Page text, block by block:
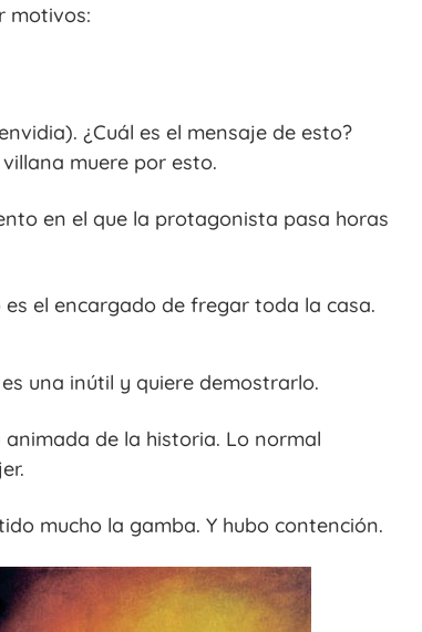
motivos:
¿Cuál es el mensaje de esto?
muere por esto.
en el que la protagonista pasa horas
el encargado de fregar toda la casa.
una inútil y quiere demostrarlo.
de la historia. Lo normal
mucho la gamba. Y hubo contención.